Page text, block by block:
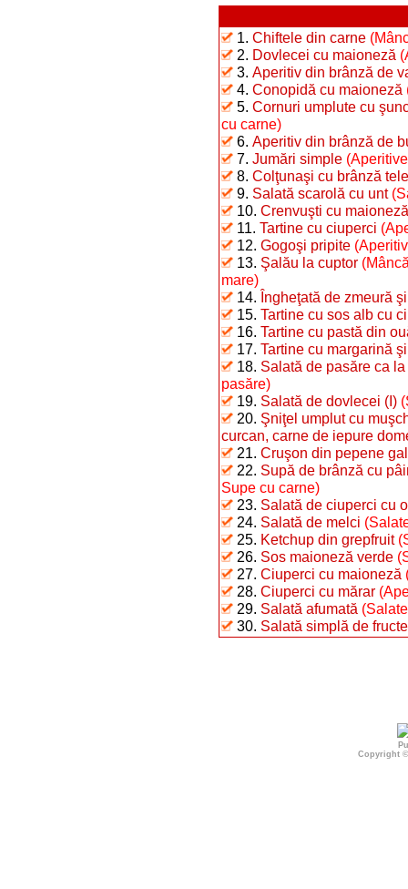
1. Chiftele din carne
2. Dovlecei cu maioneză
3. Aperitiv din brânză de
4. Conopidă cu maioneză
5. Cornuri umplute cu
cu carne)
6. Aperitiv din brânză de
7. Jumări simple
8. Colţunaşi cu brânză
9. Salată scarolă cu unt
10. Crenvuşti cu maioneză
11. Tartine cu ciuperci
12. Gogoşi pripite
13. Şalău la cuptor
mare)
14. Îngheţată de zmeură
15. Tartine cu sos alb cu
16. Tartine cu pastă din
17. Tartine cu margarină
18. Salată de pasăre ca
pasăre)
19. Salată de dovlecei (I)
20. Şniţel umplut cu
curcan, carne de iepure
21. Cruşon din pepene
22. Supă de brânză cu
Supe cu carne)
23. Salată de ciuperci cu
24. Salată de melci
25. Ketchup din grepfruit
26. Sos maioneză verde
27. Ciuperci cu maioneză
28. Ciuperci cu mărar
29. Salată afumată
30. Salată simplă de fructe
Copyright